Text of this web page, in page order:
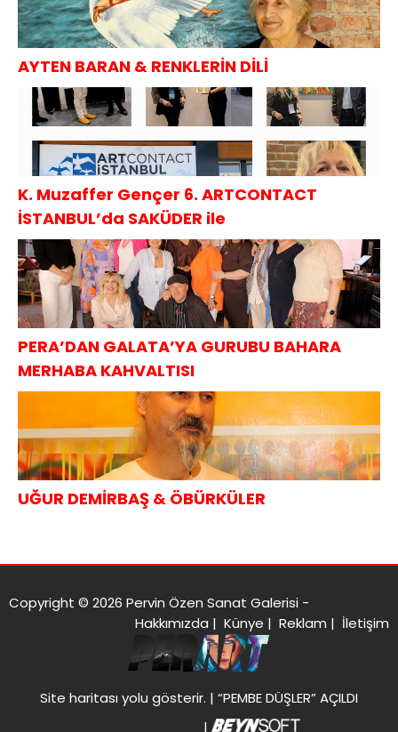
AYTEN BARAN & RENKLERİN DİLİ
K. Muzaffer Gençer 6. ARTCONTACT
İSTANBUL’da SAKÜDER ile
PERA’DAN GALATA’YA GURUBU BAHARA
MERHABA KAHVALTISI
UĞUR DEMİRBAŞ & ÖBÜRKÜLER
Copyright © 2026 Pervin Özen Sanat Galerisi -
Hakkımızda | Künye | Reklam | İletişim
Site haritası yolu gösterir. | “PEMBE DÜŞLER” AÇILDI
|